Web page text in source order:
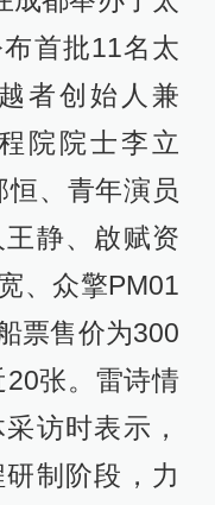
首批11名太
者创始人兼
院院士李立
、青年演员
静、啟赋资
、众擎PM01
票售价为300
张。雷诗情
访时表示，
制阶段，力